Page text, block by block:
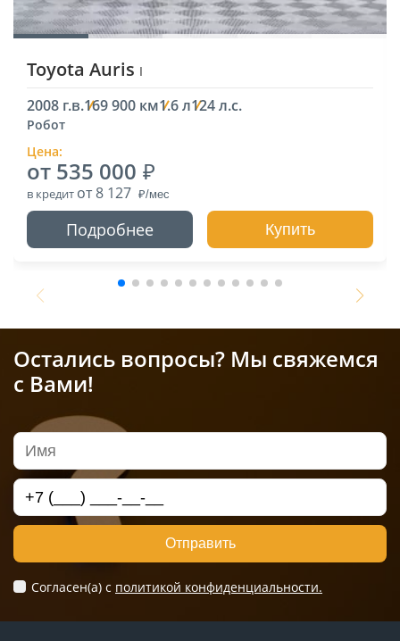
Toyota Auris I
2008 г.в.169 900 км1.6 л124 л.с.
Робот
Цена:
от 535 000
в кредит от 8 127
Подробнее Купить
Остались вопросы? Мы свяжемся
с Вами!
Отправить
Согласен(а) c политикой конфиденциальности.